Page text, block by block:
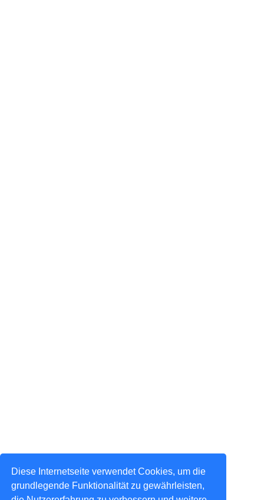
Diese Internetseite verwendet Cookies, um die
grundlegende Funktionalität zu gewährleisten,